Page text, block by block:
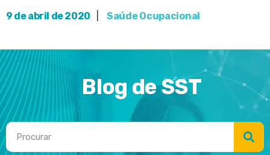
9 de abril de 2020 Saúde Ocupacional
Blog de SST